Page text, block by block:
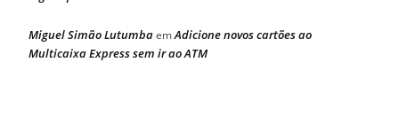
Miguel Simão LutumbaemAdicione novos cartões ao
Multicaixa Express sem ir ao ATM